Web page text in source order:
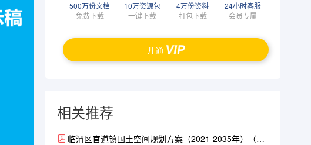
500万份文档
免费下载
10万资源包
一键下载
4万份资料
打包下载
24小时客服
会员专属
开通
相关推荐
临渭区官道镇国土空间规划方案（2021-2035年）（公